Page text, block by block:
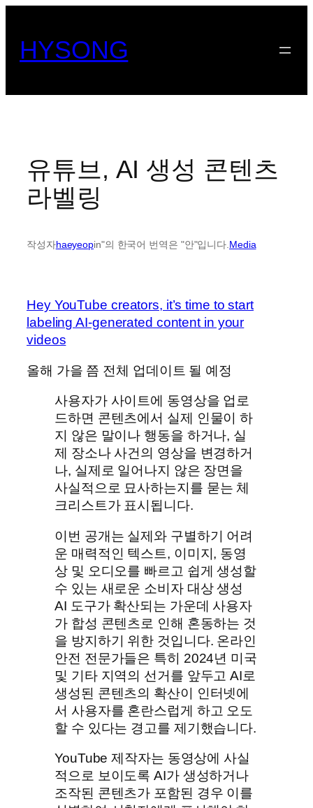
HYSONG
유튜브, AI 생성 콘텐츠
라벨링
작성자haeyeopin"의 한국어 번역은 "안"입니다.Media
Hey YouTube creators, it’s time to start
labeling AI-generated content in your
videos
올해 가을 쯤 전체 업데이트 될 예정
사용자가 사이트에 동영상을 업로
드하면 콘텐츠에서 실제 인물이 하
지 않은 말이나 행동을 하거나, 실
제 장소나 사건의 영상을 변경하거
나, 실제로 일어나지 않은 장면을
사실적으로 묘사하는지를 묻는 체
크리스트가 표시됩니다.
이번 공개는 실제와 구별하기 어려
운 매력적인 텍스트, 이미지, 동영
상 및 오디오를 빠르고 쉽게 생성할
수 있는 새로운 소비자 대상 생성
AI 도구가 확산되는 가운데 사용자
가 합성 콘텐츠로 인해 혼동하는 것
을 방지하기 위한 것입니다. 온라인
안전 전문가들은 특히 2024년 미국
및 기타 지역의 선거를 앞두고 AI로
생성된 콘텐츠의 확산이 인터넷에
서 사용자를 혼란스럽게 하고 오도
할 수 있다는 경고를 제기했습니다.
YouTube 제작자는 동영상에 사실
적으로 보이도록 AI가 생성하거나
조작된 콘텐츠가 포함된 경우 이를